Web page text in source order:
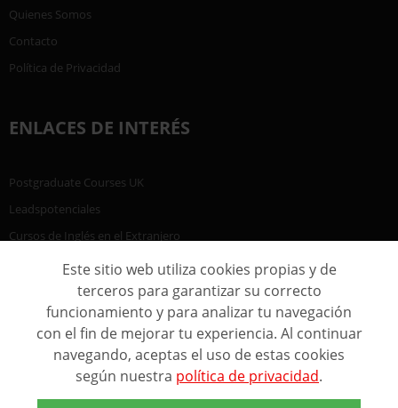
Quienes Somos
Contacto
Política de Privacidad
ENLACES DE INTERÉS
Postgraduate Courses UK
Leadspotenciales
Cursos de Inglés en el Extranjero
Este sitio web utiliza cookies propias y de
terceros para garantizar su correcto
funcionamiento y para analizar tu navegación
con el fin de mejorar tu experiencia. Al continuar
navegando, aceptas el uso de estas cookies
según nuestra política de privacidad.